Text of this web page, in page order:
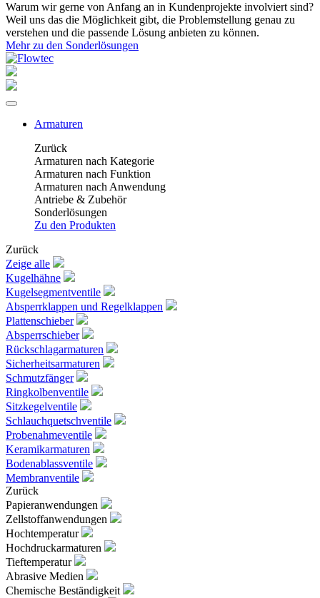
Warum wir gerne von Anfang an in Kundenprojekte involviert sind?
Weil uns das die Möglichkeit gibt, die Problemstellung genau zu
verstehen und die passende Lösung anbieten zu können.
Mehr zu den Sonderlösungen
Armaturen
Zurück
Armaturen nach Kategorie
Armaturen nach Funktion
Armaturen nach Anwendung
Antriebe & Zubehör
Sonderlösungen
Zu den Produkten
Zurück
Zeige alle
Kugelhähne
Kugelsegmentventile
Absperrklappen und Regelklappen
Plattenschieber
Absperrschieber
Rückschlagarmaturen
Sicherheitsarmaturen
Schmutzfänger
Ringkolbenventile
Sitzkegelventile
Schlauchquetschventile
Probenahmeventile
Keramikarmaturen
Bodenablassventile
Membranventile
Zurück
Papieranwendungen
Zellstoffanwendungen
Hochtemperatur
Hochdruckarmaturen
Tieftemperatur
Abrasive Medien
Chemische Beständigkeit